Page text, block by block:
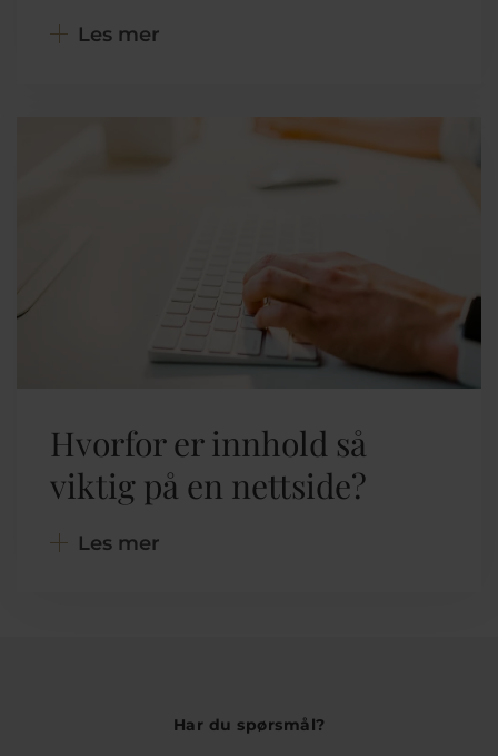
Les mer
Hvorfor er innhold så
viktig på en nettside?
Les mer
Har du spørsmål?